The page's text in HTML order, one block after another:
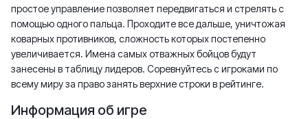
простое управление позволяет передвигаться и стрелять с
помощью одного пальца. Проходите все дальше, уничтожая
коварных противников, сложность которых постепенно
увеличивается. Имена самых отважных бойцов будут
занесены в таблицу лидеров. Соревнуйтесь с игроками по
всему миру за право занять верхние строки в рейтинге.
Информация об игре